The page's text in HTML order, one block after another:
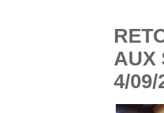
AUX
4/09/